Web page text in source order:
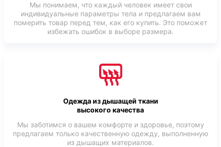
Мы понимаем, что каждый человек имеет свои
индивидуальные параметры тела и предлагаем вам
померить товар перед тем, как его купить. Это поможет
избежать ошибок в выборе размера.
Одежда из дышащей ткани
высокого качества
Мы заботимся о вашем комфорте и здоровье, поэтому
предлагаем только качественную одежду, выполненную
из дышащих материалов.